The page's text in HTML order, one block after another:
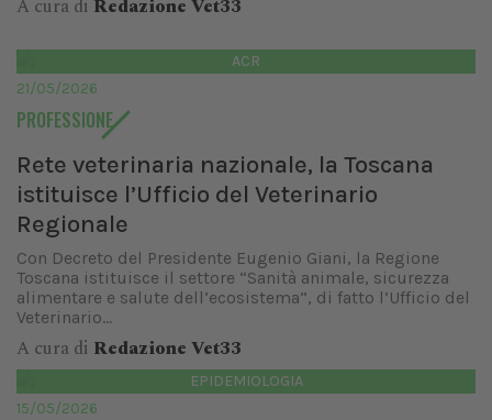
A cura di Redazione Vet33
ACR
21/05/2026
PROFESSIONE
Rete veterinaria nazionale, la Toscana
istituisce l’Ufficio del Veterinario
Regionale
Con Decreto del Presidente Eugenio Giani, la Regione
Toscana istituisce il settore “Sanità animale, sicurezza
alimentare e salute dell’ecosistema”, di fatto l’Ufficio del
Veterinario...
A cura di Redazione Vet33
EPIDEMIOLOGIA
15/05/2026